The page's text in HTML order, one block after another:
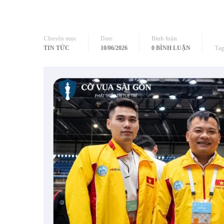
Chuyên mục
TIN TỨC
Date
10/06/2026
Bình luận
0 BÌNH LUẬN